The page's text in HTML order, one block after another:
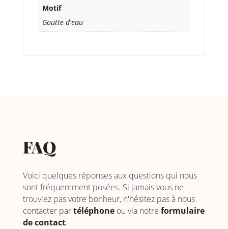
Motif
Goutte d'eau
FAQ
Voici quelques réponses aux questions qui nous
sont fréquemment posées. Si jamais vous ne
trouviez pas votre bonheur, n'hésitez pas à nous
contacter partéléphoneou via notre formulaire
de contact.